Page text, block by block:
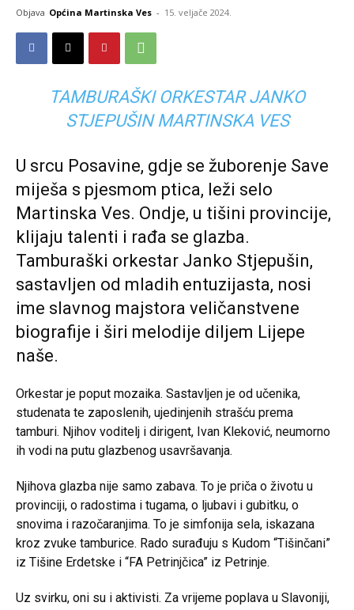
Objava Općina Martinska Ves - 15. veljače 2024.
TAMBURAŠKI ORKESTAR JANKO
STJEPUŠIN MARTINSKA VES
U srcu Posavine, gdje se žuborenje Save
miješa s pjesmom ptica, leži selo
Martinska Ves. Ondje, u tišini provincije,
klijaju talenti i rađa se glazba.
Tamburaški orkestar Janko Stjepušin,
sastavljen od mladih entuzijasta, nosi
ime slavnog majstora veličanstvene
biografije i širi melodije diljem Lijepe
naše.
Orkestar je poput mozaika. Sastavljen je od učenika,
studenata te zaposlenih, ujedinjenih strašću prema
tamburi. Njihov voditelj i dirigent, Ivan Kleković, neumorno
ih vodi na putu glazbenog usavršavanja.
Njihova glazba nije samo zabava. To je priča o životu u
provinciji, o radostima i tugama, o ljubavi i gubitku, o
snovima i razočaranjima. To je simfonija sela, iskazana
kroz zvuke tamburice. Rado surađuju s Kudom “Tišinčani”
iz Tišine Erdetske i “FA Petrinjčica” iz Petrinje.
Uz svirku, oni su i aktivisti. Za vrijeme poplava u Slavoniji,